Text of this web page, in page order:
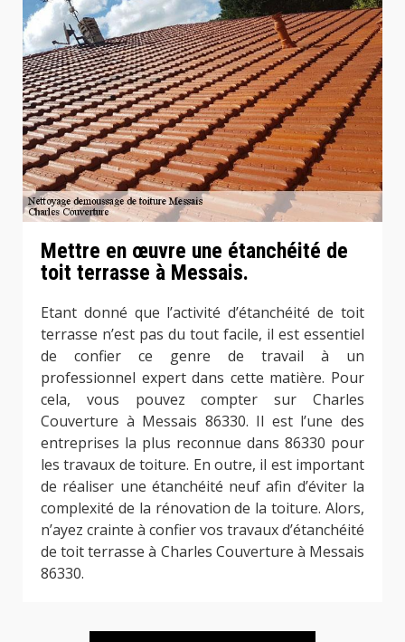
Mettre en œuvre une étanchéité de
toit terrasse à Messais.
Etant donné que l’activité d’étanchéité de toit
terrasse n’est pas du tout facile, il est essentiel
de confier ce genre de travail à un
professionnel expert dans cette matière. Pour
cela, vous pouvez compter sur Charles
Couverture à Messais 86330. Il est l’une des
entreprises la plus reconnue dans 86330 pour
les travaux de toiture. En outre, il est important
de réaliser une étanchéité neuf afin d’éviter la
complexité de la rénovation de la toiture. Alors,
n’ayez crainte à confier vos travaux d’étanchéité
de toit terrasse à Charles Couverture à Messais
86330.